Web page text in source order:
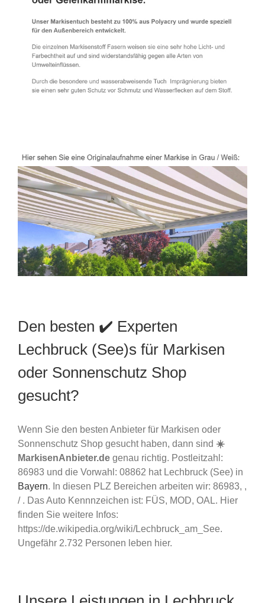
Den besten ✔️ Experten
Lechbruck (See)s für Markisen
oder Sonnenschutz Shop
gesucht?
Wenn Sie den besten Anbieter für Markisen oder
Sonnenschutz Shop gesucht haben, dann sind ☀️
MarkisenAnbieter.de genau richtig. Postleitzahl:
86983 und die Vorwahl: 08862 hat Lechbruck (See) in
Bayern. In diesen PLZ Bereichen arbeiten wir: 86983, ,
/ . Das Auto Kennnzeichen ist: FÜS, MOD, OAL. Hier
finden Sie weitere Infos:
https://de.wikipedia.org/wiki/Lechbruck_am_See.
Ungefähr 2.732 Personen leben hier.